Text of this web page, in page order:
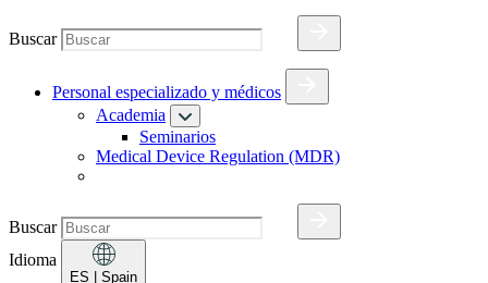
Buscar
Personal especializado y médicos
Academia
Seminarios
Medical Device Regulation (MDR)
Buscar
Idioma
ES | Spain